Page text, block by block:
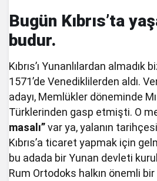
Bugün Kıbrıs’ta
budur.
Kıbrıs’ı Yunanlılardan almadık
1571’de Venediklilerden aldı.
adayı, Memlükler döneminde
Türklerinden gasp etmişti. O
masalı”var ya, yalanın
Kıbrıs’a ticaret yapmak için
bu adada bir Yunan devleti
Rum Ortodoks halkın önemli bir